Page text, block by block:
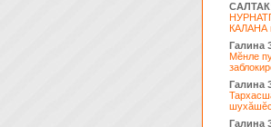
САЛТАК
КАЛАНА
Галина
Мĕнле
Галина
Галина